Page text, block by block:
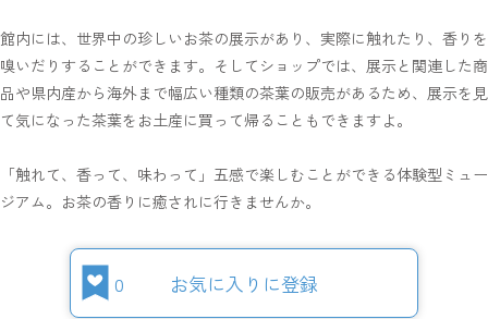
館内には、世界中の珍しいお茶の展示があり、実際に触れたり、香りを
嗅いだりすることができます。そしてショップでは、展示と関連した商
品や県内産から海外まで幅広い種類の茶葉の販売があるため、展示を見
て気になった茶葉をお土産に買って帰ることもできますよ。
「触れて、香って、味わって」五感で楽しむことができる体験型ミュー
ジアム。お茶の香りに癒されに行きませんか。
0 お気に入りに登録